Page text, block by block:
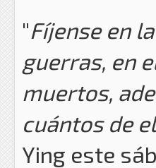
"Fíjense en
guerras, en
muertos,
cuántos de
Ying este